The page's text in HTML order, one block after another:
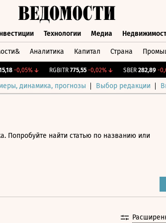
Технологии Медиа
Аналитика Капитал Страна
-0,05%↓ RGBITR 775,55 -0,02%↓ SBER 282,89 -0,65%
динамика, прогнозы Выбор редакции
Попробуйте найти статью по названию или